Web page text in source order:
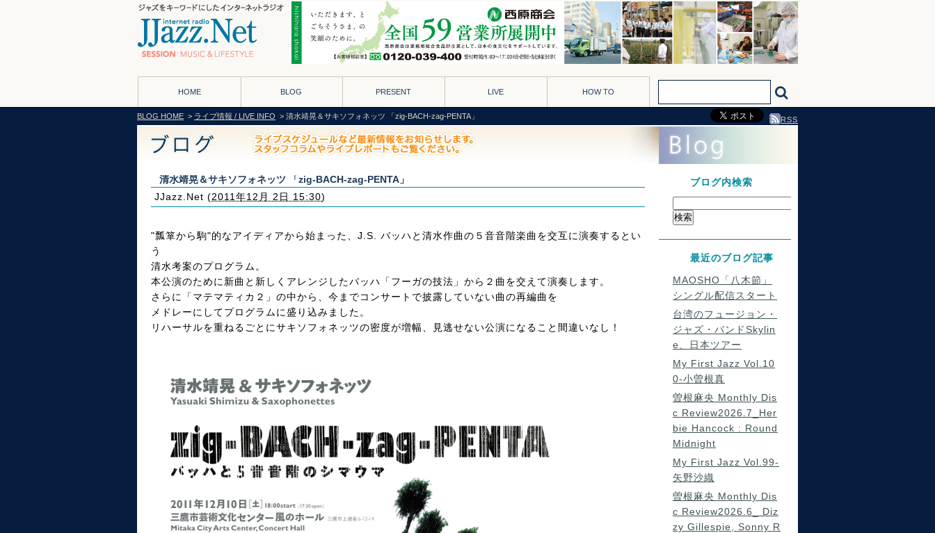
HOME BLOG PRESENT LIVE HOW TO
BLOG HOME > ライブ情報 / LIVE INFO > 清水靖晃＆サキソフォネッツ 「zig-BACH-zag-PENTA」 RSS
清水靖晃＆サキソフォネッツ 「zig-BACH-zag-PENTA」
JJazz.Net (2011年12月 2日 15:30)
"瓢箪から駒"的なアイディアから始まった、J.S. バッハと清水作曲の５音音階楽曲を交互に演奏するとい
う
清水考案のプログラム。
本公演のために新曲と新しくアレンジしたバッハ「フーガの技法」から２曲を交えて演奏します。
さらに「マテマティカ２」の中から、今までコンサートで披露していない曲の再編曲を
メドレーにしてプログラムに盛り込みました。
リハーサルを重ねるごとにサキソフォネッツの密度が増幅、見逃せない公演になること間違いなし！
ブログ内検索
最近のブログ記事
MAOSHO「八木節」
シングル配信スタート
台湾のフュージョン・
ジャズ・バンドSkylin
e、日本ツアー
My First Jazz Vol.10
0-小曽根真
曽根麻央 Monthly Dis
c Review2026.7_Her
bie Hancock : Round
Midnight
My First Jazz Vol.99-
矢野沙織
曽根麻央 Monthly Dis
c Review2026.6_ Diz
zy Gillespie, Sonny R